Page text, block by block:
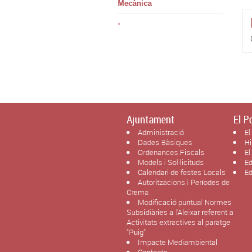
Mecànica
-
Ajuntament
Administració
Dades Bàsiques
Ordenances Fiscals
Models i Sol·licituds
Calendari de festes Locals
Autoritzacions i Períodes de
Crema
Modificació puntual Normes
Subsidiàries a l'Aleixar referent a
Activitats extractives al paratge
"Puig"
Impacte Mediambiental
El